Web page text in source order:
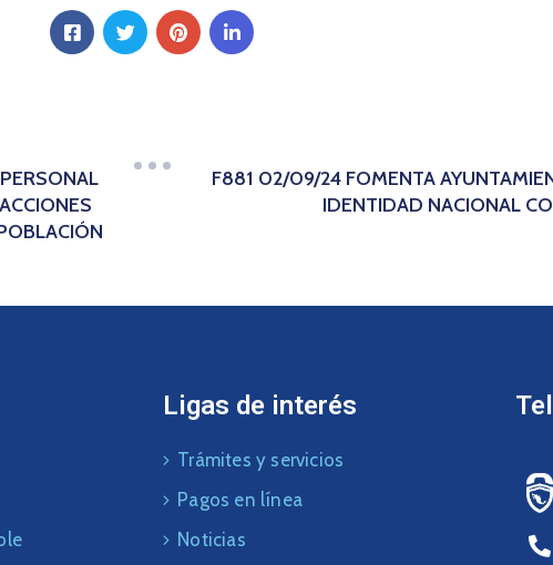
F881 02/09/24 FOMENTA
IDENTIDAD NACIONAL
Ligas de interés
Trámites y servicios
Pagos en línea
Noticias